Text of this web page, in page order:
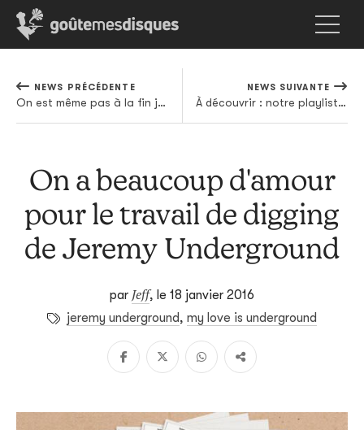
NEWS PRÉCÉDENTE
On est même pas à la fin janvier et Future a déjà dégaîné une mixtape
NEWS SUIVANTE
À découvrir : notre playlist Spotify de janvier
On a beaucoup d'amour
pour le travail de digging
de Jeremy Underground
par Jeff, le 18 janvier 2016
jeremy underground, my love is underground